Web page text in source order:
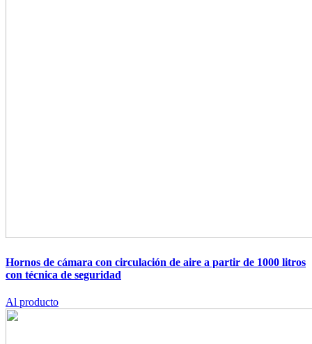
Hornos de cámara con circulación de aire a partir de 1000 litros
con técnica de seguridad
Al producto